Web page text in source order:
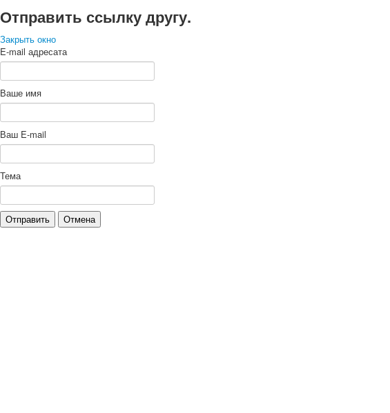
Отправить ссылку другу.
Закрыть окно
E-mail адресата
Ваше имя
Ваш E-mail
Тема
Отправить Отмена